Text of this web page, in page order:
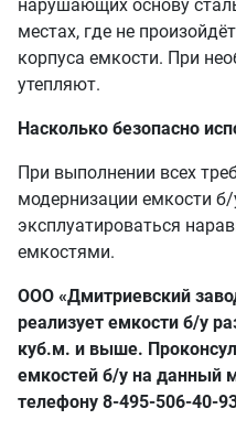
нарушающих основу
местах, где не
корпуса емкости. При
утепляют.
Насколько безопасно
При выполнении всех
модернизации емкости
эксплуатироваться
емкостями.
ООО «Дмитриевский
реализует емкости б/у
куб.м. и выше.
емкостей б/у на данный
телефону 8-495-506-40-